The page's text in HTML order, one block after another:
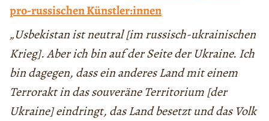
pro-russischen Künstler:innen
„Usbekistan ist neutral [im russisch-ukrainischen
Krieg]. Aber ich bin auf der Seite der Ukraine. Ich
bin dagegen, dass ein anderes Land mit einem
Terrorakt in das souveräne Territorium [der
Ukraine] eindringt, das Land besetzt und das Volk